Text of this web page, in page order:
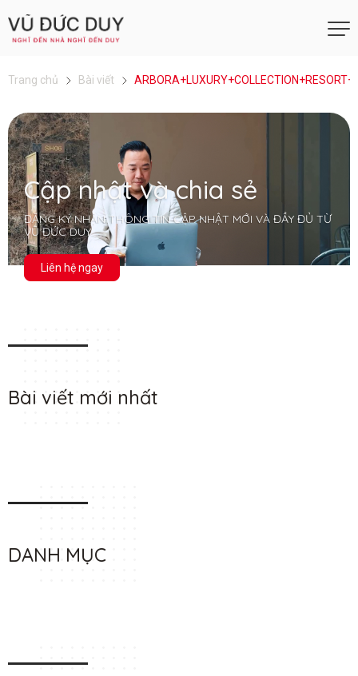
Trang chủ Bài viết
Cập nhật và chia sẻ
ĐĂNG KÝ NHẬN THÔNG TIN CẬP NHẬT MỚI VÀ ĐẦY ĐỦ TỪ
VŨ ĐỨC DUY
Liên hệ ngay
Bài viết mới nhất
DANH MỤC